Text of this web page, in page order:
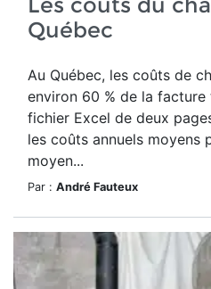
Québec
Au Québec, les coûts de
environ 60 % de la
fichier Excel de deux
les coûts annuels moyens
moyen...
Par : André Fauteux